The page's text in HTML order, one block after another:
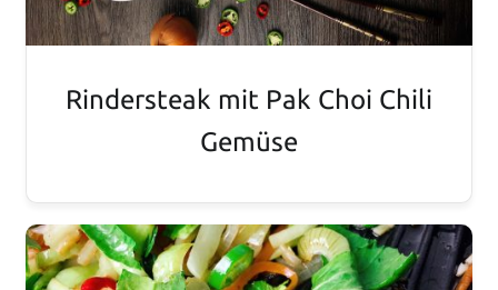
Rindersteak mit Pak Choi Chili
Gemüse